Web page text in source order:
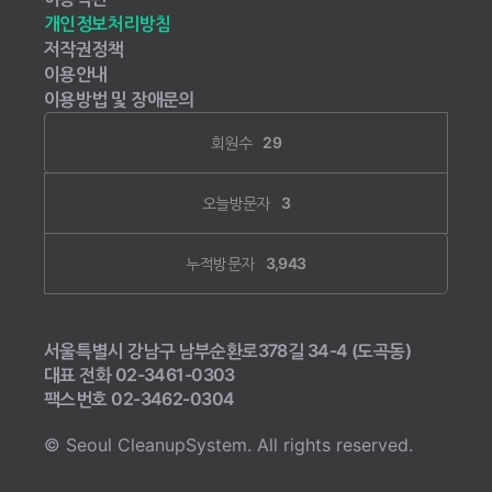
개인정보처리방침
저작권정책
이용안내
이용방법 및 장애문의
회원수 29
오늘방문자 3
누적방문자 3,943
서울특별시 강남구 남부순환로378길 34-4 (도곡동)
대표 전화 02-3461-0303
팩스번호 02-3462-0304
© Seoul CleanupSystem. All rights reserved.